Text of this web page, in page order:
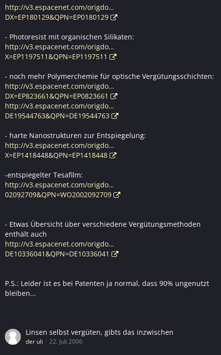
http://v3.espacenet.com/origdo…
DX=EP180129&QPN=EP0180129
- Photoresist mit organischen Silikaten:
http://v3.espacenet.com/origdo…
X=EP1197511&QPN=EP1197511
- noch mehr Polymerchemie für optische Vergütungsschichten:
http://v3.espacenet.com/origdo…
DX=EP823661&QPN=EP0823661
http://v3.espacenet.com/origdo…
DE19544763&QPN=DE19544763
- harte Nanostrukturen zur Entspiegelung:
http://v3.espacenet.com/origdo…
X=EP1418448&QPN=EP1418448
-entspiegelter Tesafilm:
http://v3.espacenet.com/origdo…
02092709&QPN=WO2002092709
- Etwas Übersicht über verschiedene Vergütungsmethoden
enthält auch
http://v3.espacenet.com/origdo…
DE10336041&QPN=DE10336041
P.S.: Leider ist es bei Patenten ja normal, dass 90% ungenutzt
bleiben...
Linsen selbst vergüten, gibts das inzwischen
der uli 22. Juli 2006